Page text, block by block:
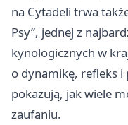
na Cytadeli trwa
Psy”, jednej z
kynologicznych w
o dynamikę, refleks i
pokazują, jak wiele
zaufaniu.